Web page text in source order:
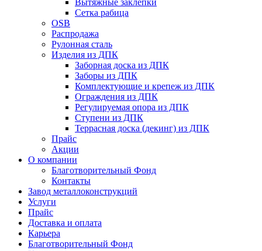
Вытяжные заклепки
Сетка рабица
OSB
Распродажа
Рулонная сталь
Изделия из ДПК
Заборная доска из ДПК
Заборы из ДПК
Комплектующие и крепеж из ДПК
Ограждения из ДПК
Регулируемая опора из ДПК
Ступени из ДПК
Террасная доска (декинг) из ДПК
Прайс
Акции
О компании
Благотворительный Фонд
Контакты
Завод металлоконструкций
Услуги
Прайс
Доставка и оплата
Карьера
Благотворительный Фонд